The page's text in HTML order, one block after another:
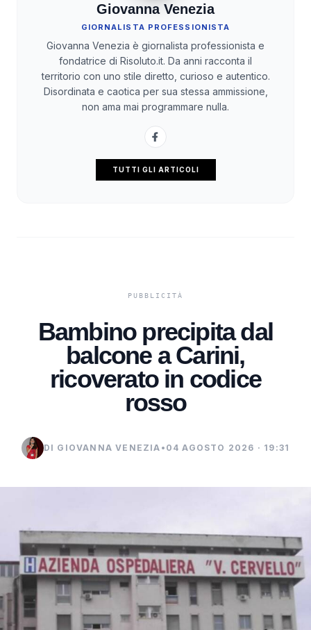
Giovanna Venezia
GIORNALISTA PROFESSIONISTA
Giovanna Venezia è giornalista professionista e
fondatrice di Risoluto.it. Da anni racconta il
territorio con uno stile diretto, curioso e autentico.
Disordinata e caotica per sua stessa ammissione,
non ama mai programmare nulla.
TUTTI GLI ARTICOLI
Bambino precipita dal
balcone a Carini,
ricoverato in codice
rosso
DI GIOVANNA VENEZIA • 04 AGOSTO 2026 · 19:31